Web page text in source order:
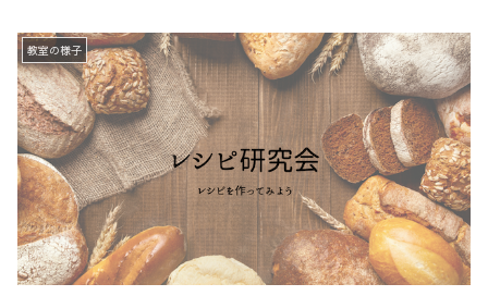
教室の様子